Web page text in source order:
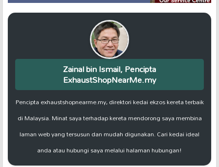
Zainal bin Ismail, Pencipta
ExhaustShopNearMe.my
Pencipta exhaustshopnearme.my, direktori kedai ekzos kereta terbaik
di Malaysia. Minat saya terhadap kereta mendorong saya membina
laman web yang tersusun dan mudah digunakan. Cari kedai ideal
anda atau hubungi saya melalui halaman hubungan!